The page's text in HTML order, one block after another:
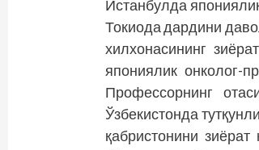
Истанбулда
Токиода дардини
хилхонасининг
япониялик онколог-
Профессорнинг
Ўзбекистонда
қабристонини